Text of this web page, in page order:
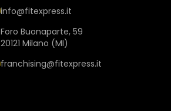
info@fitexpress.it
Foro Buonaparte, 59
20121 Milano (MI)
franchising@fitexpress.it